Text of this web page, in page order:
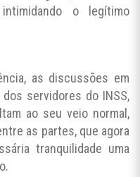
o legítimo
as discussões em
servidores do INSS,
ao seu veio normal,
as partes, que agora
tranquilidade uma